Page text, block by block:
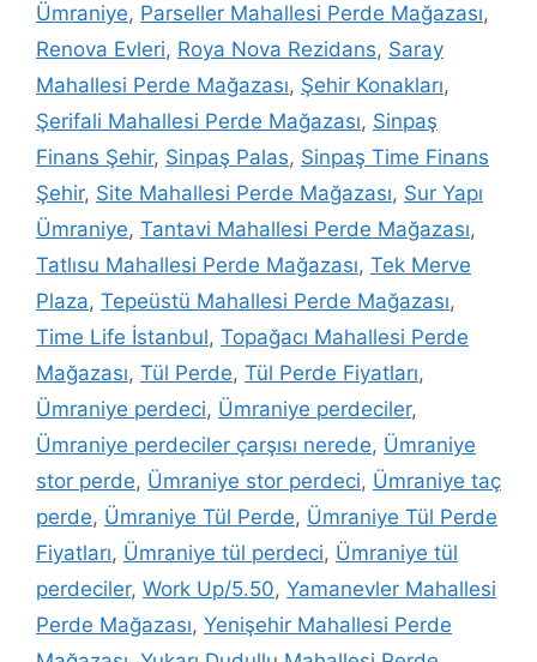
Ümraniye, Parseller Mahallesi Perde Mağazası,
Renova Evleri, Roya Nova Rezidans, Saray
Mahallesi Perde Mağazası, Şehir Konakları,
Şerifali Mahallesi Perde Mağazası, Sinpaş
Finans Şehir, Sinpaş Palas, Sinpaş Time Finans
Şehir, Site Mahallesi Perde Mağazası, Sur Yapı
Ümraniye, Tantavi Mahallesi Perde Mağazası,
Tatlısu Mahallesi Perde Mağazası, Tek Merve
Plaza, Tepeüstü Mahallesi Perde Mağazası,
Time Life İstanbul, Topağacı Mahallesi Perde
Mağazası, Tül Perde, Tül Perde Fiyatları,
Ümraniye perdeci, Ümraniye perdeciler,
Ümraniye perdeciler çarşısı nerede, Ümraniye
stor perde, Ümraniye stor perdeci, Ümraniye taç
perde, Ümraniye Tül Perde, Ümraniye Tül Perde
Fiyatları, Ümraniye tül perdeci, Ümraniye tül
perdeciler, Work Up/5.50, Yamanevler Mahallesi
Perde Mağazası, Yenişehir Mahallesi Perde